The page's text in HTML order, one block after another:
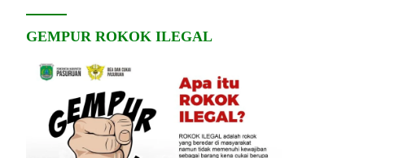
GEMPUR ROKOK ILEGAL